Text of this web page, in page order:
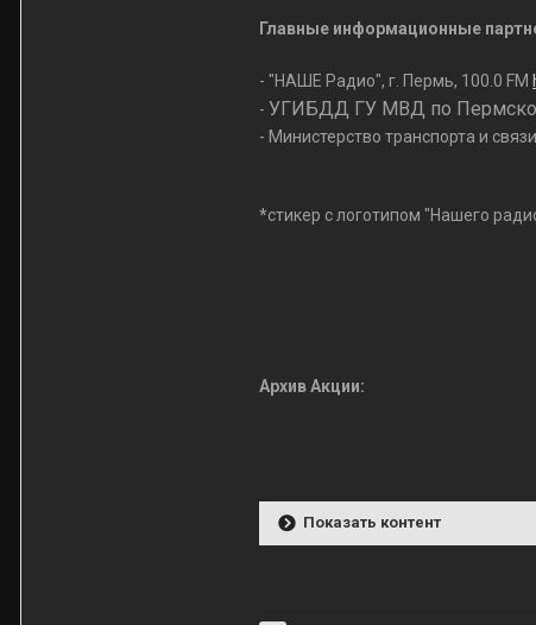
Главные информационные
- "НАШЕ Радио", г. Пермь, 100.0 FM
- УГИБДД ГУ МВД по
- Министерство транспорта и
*стикер c логотипом "Нашего
Архив Акции:
Показать контент